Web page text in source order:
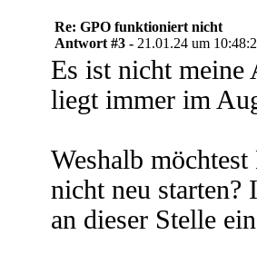
Re: GPO funktioniert nicht
Antwort #3 - 21.01.24 um
Es ist nicht meine
liegt immer im
Weshalb
nicht neu starten?
an dieser Stelle